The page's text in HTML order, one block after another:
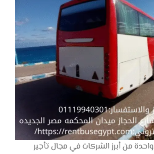
واحدة من أبرز الشركات في مجال تأجير